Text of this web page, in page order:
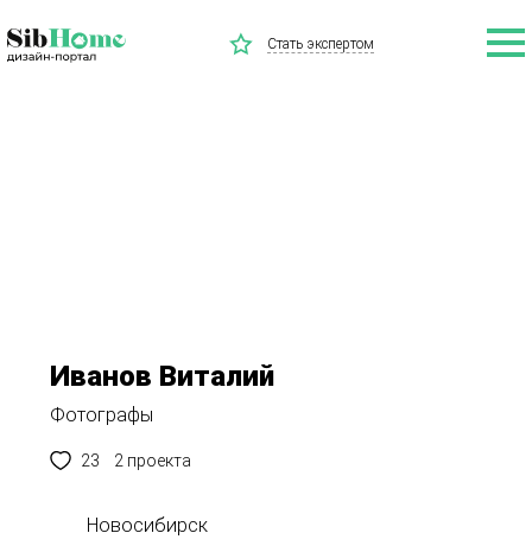
Стать экспертом
Иванов Виталий
Фотографы
23 2 проекта
Новосибирск